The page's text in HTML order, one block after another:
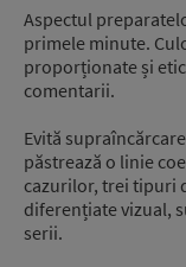
Aspectul
primele minute.
proporționate și
comentarii.
Evită
păstrează o linie
cazurilor, trei tipuri
diferențiate vizual,
serii.